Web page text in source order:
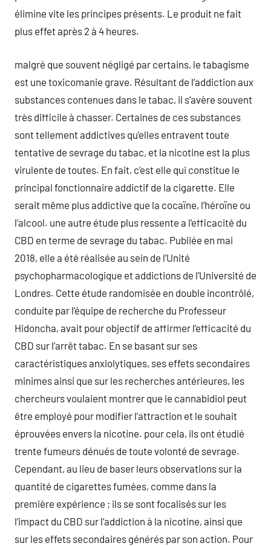
élimine vite les principes présents. Le produit ne fait
plus effet après 2 à 4 heures.
malgré que souvent négligé par certains, le tabagisme
est une toxicomanie grave. Résultant de l’addiction aux
substances contenues dans le tabac, il s’avère souvent
très difficile à chasser. Certaines de ces substances
sont tellement addictives qu’elles entravent toute
tentative de sevrage du tabac, et la nicotine est la plus
virulente de toutes. En fait, c’est elle qui constitue le
principal fonctionnaire addictif de la cigarette. Elle
serait même plus addictive que la cocaïne, l’héroïne ou
l’alcool. une autre étude plus ressente a l’efficacité du
CBD en terme de sevrage du tabac. Publiée en mai
2018, elle a été réalisée au sein de l’Unité
psychopharmacologique et addictions de l’Université de
Londres. Cette étude randomisée en double incontrôlé,
conduite par l’équipe de recherche du Professeur
Hidoncha, avait pour objectif de affirmer l’efficacité du
CBD sur l’arrêt tabac. En se basant sur ses
caractéristiques anxiolytiques, ses effets secondaires
minimes ainsi que sur les recherches antérieures, les
chercheurs voulaient montrer que le cannabidiol peut
être employé pour modifier l’attraction et le souhait
éprouvées envers la nicotine. pour cela, ils ont étudié
trente fumeurs dénués de toute volonté de sevrage.
Cependant, au lieu de baser leurs observations sur la
quantité de cigarettes fumées, comme dans la
première expérience ; ils se sont focalisés sur les
l’impact du CBD sur l’addiction à la nicotine, ainsi que
sur les effets secondaires générés par son action. Pour